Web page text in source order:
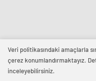
Veri politikasındaki amaçlarla
çerez konumlandırmaktayız.
inceleyebilirsiniz.